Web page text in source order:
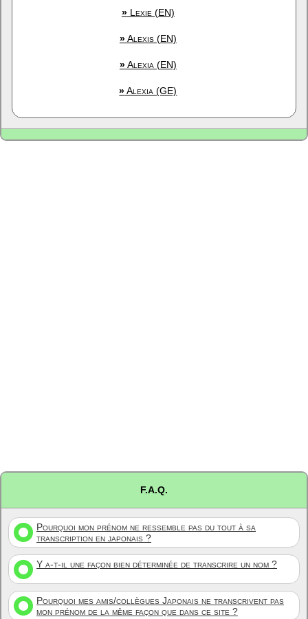
»Lexie (EN)
»Alexis (EN)
»Alexia (EN)
»Alexia (GE)
F.A.Q.
Pourquoi mon prénom ne ressemble pas du tout à sa
transcription en japonais ?
Y a-t-il une façon bien déterminée de transcrire un nom ?
Pourquoi mes amis/collègues Japonais ne transcrivent pas
mon prénom de la même façon que dans ce site ?